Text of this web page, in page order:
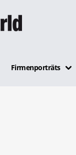
Firmenporträts